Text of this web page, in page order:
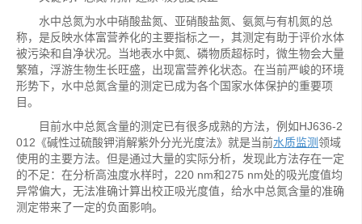
水中总氮为水中硝酸盐氮、亚硝酸盐氮、氨氮与有机氮的总
称，是反映水体富营养化的主要指标之一，其测定有助于评价水体
被污染和自净状况。当地表水中氮、磷物质超标时，微生物会大量
繁殖，浮游生物生长旺盛，出现富营养化状态。在当前严峻的环境
形势下，水中总氮含量的测定已成为各个国家水体保护的重要项
目。
目前水中总氮含量的测定已有很多成熟的方法，例如HJ636-2
012《碱性过硫酸钾消解紫外分光光度法》就是当前水质监测领域
使用的主要方法。但是通过大量的实际分析，发现此方法存在一定
的不足：在分析高浊度水样时，220 nm和275 nm处的吸光度值均
异常偏大，无法准确计算出校正吸光度值，给水中总氮含量的准确
测定带来了一定的负面影响。